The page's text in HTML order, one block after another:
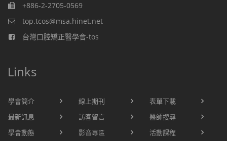
+886-2-2705-0569
top.tcos@msa.hinet.net
台灣口腔矯正醫學會-tos
Links
學會簡介
最新訊息
學會動態
線上期刊
訪客留言
影音專區
表單下載
醫師搜尋
活動課程